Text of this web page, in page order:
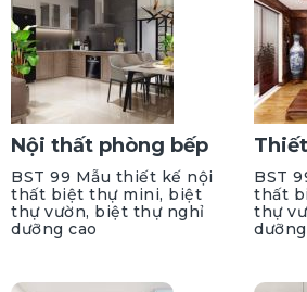
Nội thất phòng bếp
BST 99 Mẫu thiết kế nội
thất biệt thự mini, biệt
thự vườn, biệt thự nghỉ
dưỡng cao
BST
thất
thự